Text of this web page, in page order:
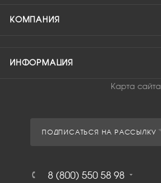
КОМПАНИЯ
ИНФОРМАЦИЯ
Карта сайта
ПОДПИСАТЬСЯ НА РАССЫЛКУ
8 (800) 550 58 98